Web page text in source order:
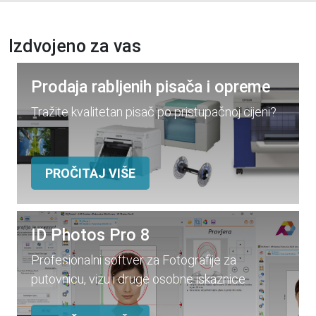
Izdvojeno za vas
Prodaja rabljenih pisača i opreme
Tražite kvalitetan pisač po pristupačnoj cijeni?
PROČITAJ VIŠE
ID Photos Pro 8
Profesionalni softver za Fotografije za
putovnicu, vizu i druge osobne iskaznice